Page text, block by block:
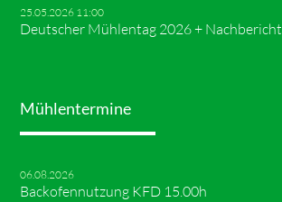
25.05.2026 11:00
Deutscher Mühlentag 2026 + Nachbericht
Mühlentermine
06.08.2026
Backofennutzung KFD 15.00h